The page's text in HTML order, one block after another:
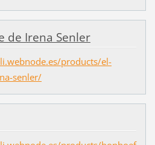
de Irena Senler
products/el-
senler/